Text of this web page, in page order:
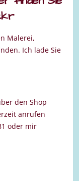
Malerei,
Ich lade Sie
den Shop
anrufen
oder mir